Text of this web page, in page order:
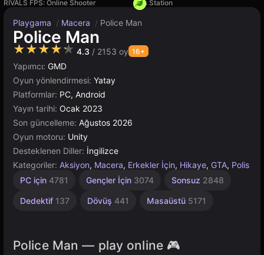
RIVALS FPS: Online Shooter
Gas Station
Playgama / Macera / Police Man
Police Man
★★★★★ 4.3 / 2153 oy 16+
Yapımcı: GMD
Oyun yönlendirmesi: Yatay
Platformlar: PC, Android
Yayın tarihi: Ocak 2023
Son güncelleme: Ağustos 2026
Oyun motoru: Unity
Desteklenen Diller: İngilizce
Kategoriler: Aksiyon, Macera, Erkekler İçin, Hikaye, GTA, Polis
PC için 4781 Gençler İçin 3074 Sonsuz 2848
Dedektif 137 Dövüş 441 Masaüstü 5171
Gangster
Sandbox
Yüksek
3569
Açık
382
Tarayıcı
Unity
3174
Police Man — play online 🎮